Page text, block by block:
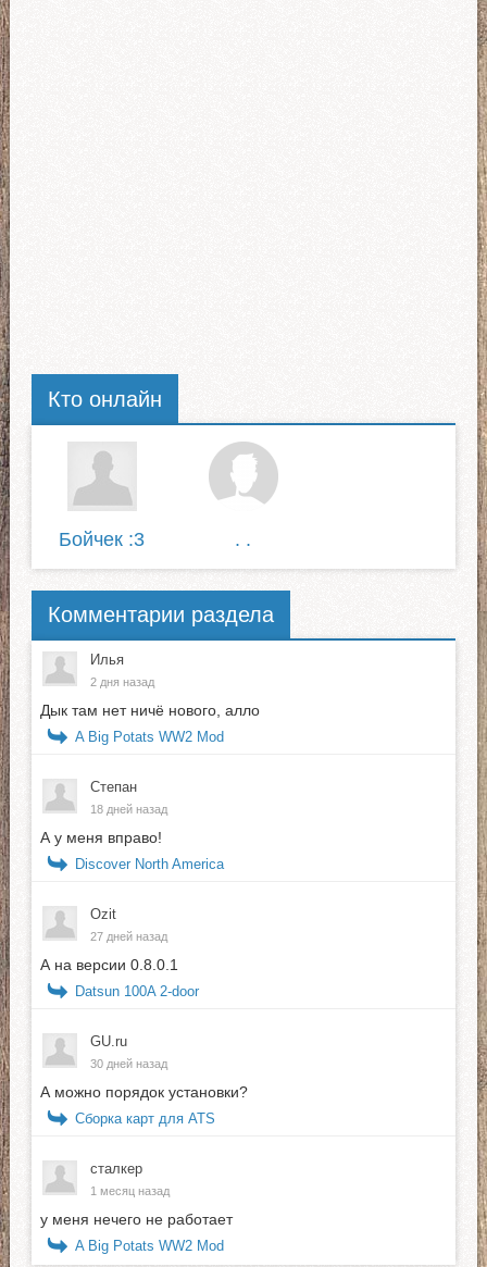
Кто онлайн
Бойчек :3 . .
Комментарии раздела
Илья
2 дня назад
Дык там нет ничё нового, алло
A Big Potats WW2 Mod
Степан
18 дней назад
А у меня вправо!
Discover North America
Ozit
27 дней назад
А на версии 0.8.0.1
Datsun 100A 2-door
GU.ru
30 дней назад
А можно порядок установки?
Сборка карт для ATS
сталкер
1 месяц назад
у меня нечего не работает
A Big Potats WW2 Mod